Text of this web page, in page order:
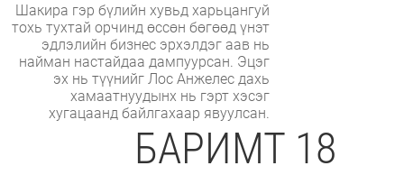
Шакира гэр бүлийн хувьд харьцангуй
тохь тухтай орчинд өссөн бөгөөд үнэт
эдлэлийн бизнес эрхэлдэг аав нь
найман настайдаа дампуурсан. Эцэг
эх нь түүнийг Лос Анжелес дахь
хамаатнуудынх нь гэрт хэсэг
хугацаанд байлгахаар явуулсан.
БАРИМТ 18